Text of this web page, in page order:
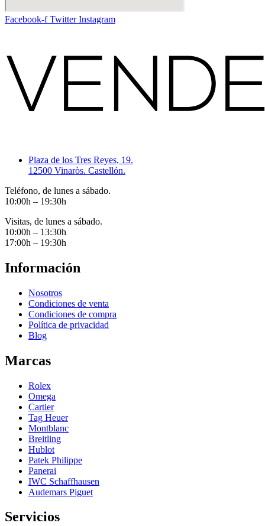
Facebook-f Twitter Instagram
Plaza de los Tres Reyes, 19.
12500 Vinaròs. Castellón.
Teléfono, de lunes a sábado.
10:00h – 19:30h
Visitas, de lunes a sábado.
10:00h – 13:30h
17:00h – 19:30h
Información
Nosotros
Condiciones de venta
Condiciones de compra
Política de privacidad
Blog
Marcas
Rolex
Omega
Cartier
Tag Heuer
Montblanc
Breitling
Hublot
Patek Philippe
Panerai
IWC Schaffhausen
Audemars Piguet
Servicios